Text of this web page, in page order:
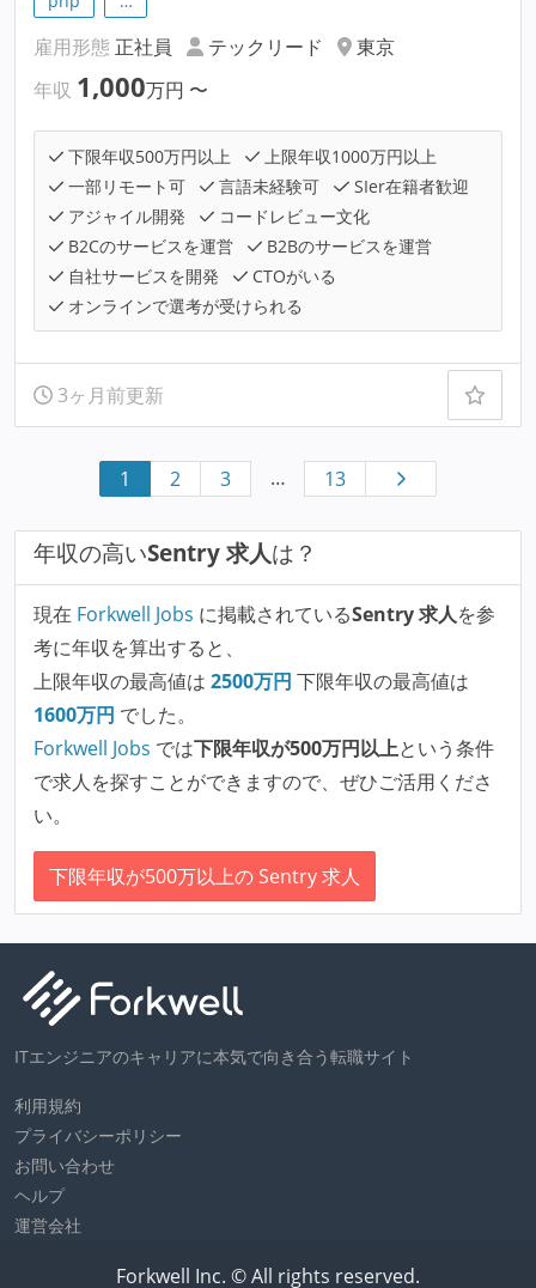
雇用形態 正社員 テックリード
東京
年収 1,000万円 〜
下限年収500万円以上
上限年収1000万円以上
一部リモート可
言語未経験可
SIer在籍者歓迎
アジャイル開発
コードレビュー文化
B2Cのサービスを運営
B2Bのサービスを運営
自社サービスを開発
CTOがいる
オンラインで選考が受けられる
3ヶ月前更新
1 2 3 … 13
年収の高いSentry 求人は？
現在 Forkwell Jobs に掲載されているSentry 求人を参
考に年収を算出すると、
上限年収の最高値は 2500万円 下限年収の最高値は
1600万円 でした。
Forkwell Jobs では下限年収が500万円以上という条件
で求人を探すことができますので、ぜひご活用くださ
い。
下限年収が500万以上の Sentry 求人
ITエンジニアのキャリアに本気で向き合う転職サイト
利用規約
プライバシーポリシー
お問い合わせ
ヘルプ
運営会社
Forkwell Inc. © All rights reserved.